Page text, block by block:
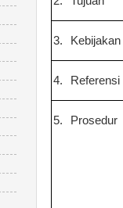
3. Kebijakan
4. Referensi
5. Prosedur